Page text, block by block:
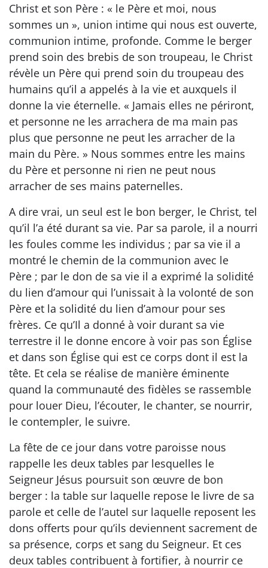
Christ et son Père : « le Père et moi, nous
sommes un », union intime qui nous est ouverte,
communion intime, profonde. Comme le berger
prend soin des brebis de son troupeau, le Christ
révèle un Père qui prend soin du troupeau des
humains qu’il a appelés à la vie et auxquels il
donne la vie éternelle. « Jamais elles ne périront,
et personne ne les arrachera de ma main pas
plus que personne ne peut les arracher de la
main du Père. » Nous sommes entre les mains
du Père et personne ni rien ne peut nous
arracher de ses mains paternelles.
A dire vrai, un seul est le bon berger, le Christ, tel
qu’il l’a été durant sa vie. Par sa parole, il a nourri
les foules comme les individus ; par sa vie il a
montré le chemin de la communion avec le
Père ; par le don de sa vie il a exprimé la solidité
du lien d’amour qui l’unissait à la volonté de son
Père et la solidité du lien d’amour pour ses
frères. Ce qu’Il a donné à voir durant sa vie
terrestre il le donne encore à voir pas son Église
et dans son Église qui est ce corps dont il est la
tête. Et cela se réalise de manière éminente
quand la communauté des fidèles se rassemble
pour louer Dieu, l’écouter, le chanter, se nourrir,
le contempler, le suivre.
La fête de ce jour dans votre paroisse nous
rappelle les deux tables par lesquelles le
Seigneur Jésus poursuit son œuvre de bon
berger : la table sur laquelle repose le livre de sa
parole et celle de l’autel sur laquelle reposent les
dons offerts pour qu’ils deviennent sacrement de
sa présence, corps et sang du Seigneur. Et ces
deux tables contribuent à fortifier, à nourrir ce